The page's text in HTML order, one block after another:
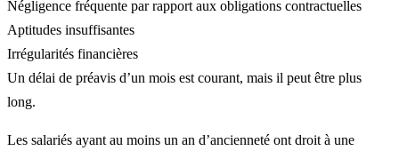
Négligence fréquente par rapport aux obligations contractuelles
Aptitudes insuffisantes
Irrégularités financières
Un délai de préavis d’un mois est courant, mais il peut être plus
long.
Les salariés ayant au moins un an d’ancienneté ont droit à une